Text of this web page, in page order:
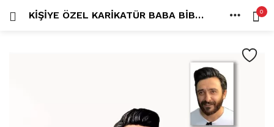
KIŞIYE ÖZEL KARIKATÜR BABA BIBLO 0
PAYLAŞ
HİLALİN RENKLİ DÜNYASI (0)